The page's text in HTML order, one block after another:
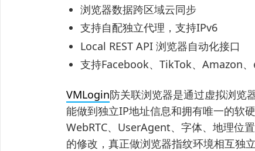
浏览器数据跨区域云同步
支持自配独立代理，支持IPv6
Local REST API 浏览器自动化接口
支持Facebook、TikTok、Amazon、
VMLogin防关联浏览器是通过虚拟浏览
能做到独立IP地址信息和拥有唯一的软
WebRTC、UserAgent、字体、地理位
的修改，真正做浏览器指纹环境相互独